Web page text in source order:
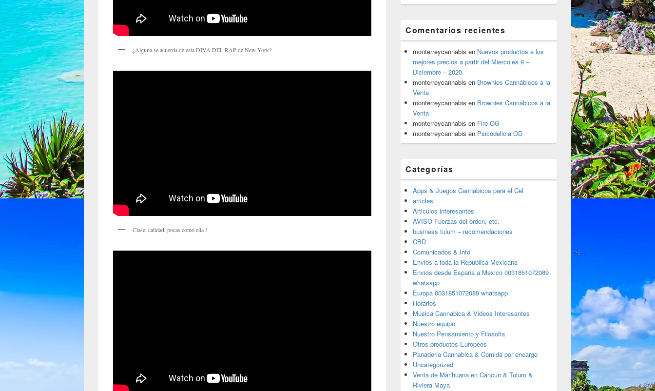
¿Alguna se acuerda de esta DIVA DEL RAP de New York?
Clase, calidad, pocas como ella !
Comentarios recientes
monterreycannabis en Nuevos productos a los
mejores precios a partir del Miercoles 9 –
Diciembre – 2020
monterreycannabis en Brownies Cannábicos a la
Venta
monterreycannabis en Brownies Cannábicos a la
Venta
monterreycannabis en Fire OG
monterreycannabis en Psicodelicia OD
Categorías
Apps & Juegos Cannabicos para el Cel
articles
Articulos interesantes
AVISO Fuerzas del orden, etc.
business tulum – recomendaciones
CBD
Comunicados & Info
Envios a toda la Republica Mexicana
Envios desde España a Mexico 0031851072089
whatsapp
Europa 0031851072089 whatsapp
Horarios
Musica Cannabica & Videos Interesantes
Nuestro equipo
Nuestro Pensamiento y Filosofia
Otros productos Europeos
Panaderia Cannabica & Comida por encargo
Uncategorized
Venta de Marihuana en Cancun & Tulum &
Riviera Maya